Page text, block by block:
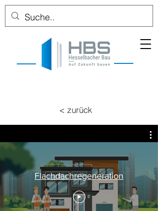
< zurück
Flachdachregeneration